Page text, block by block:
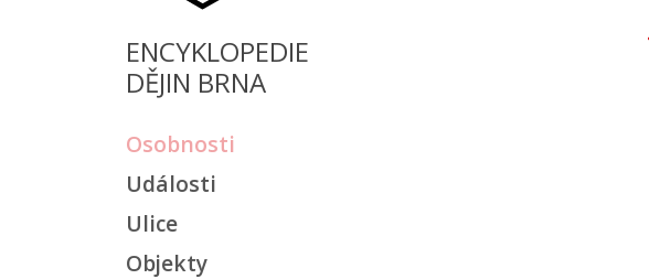
ENCYKLOPEDIE
DĚJIN BRNA
Osobnosti
Události
Ulice
Objekty